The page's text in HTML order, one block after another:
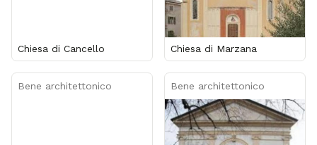
Chiesa di Cancello Chiesa di Marzana
Bene architettonico Bene architettonico